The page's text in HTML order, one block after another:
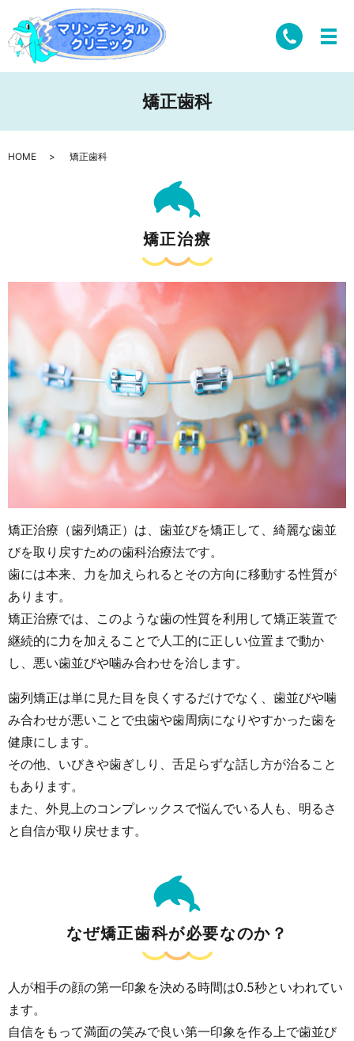
矯正歯科
HOME 矯正歯科
矯正治療
矯正治療（歯列矯正）は、歯並びを矯正して、綺麗な歯並
びを取り戻すための歯科治療法です。
歯には本来、力を加えられるとその方向に移動する性質が
あります。
矯正治療では、このような歯の性質を利用して矯正装置で
継続的に力を加えることで人工的に正しい位置まで動か
し、悪い歯並びや噛み合わせを治します。
歯列矯正は単に見た目を良くするだけでなく、歯並びや噛
み合わせが悪いことで虫歯や歯周病になりやすかった歯を
健康にします。
その他、いびきや歯ぎしり、舌足らずな話し方が治ること
もあります。
また、外見上のコンプレックスで悩んでいる人も、明るさ
と自信が取り戻せます。
なぜ矯正歯科が必要なのか？
人が相手の顔の第一印象を決める時間は0.5秒といわれてい
ます。
自信をもって満面の笑みで良い第一印象を作る上で歯並び